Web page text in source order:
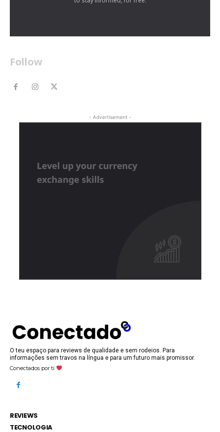
Follow
- Advertisement -
O teu espaço para reviews de qualidade e sem rodeios. Para
informações sem travos na língua e para um futuro mais promissor.
Conectados por ti
REVIEWS
TECNOLOGIA